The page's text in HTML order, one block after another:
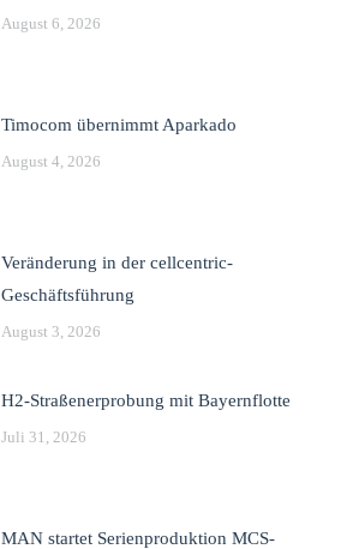
August 6, 2026
Timocom übernimmt Aparkado
August 4, 2026
Veränderung in der cellcentric-
Geschäftsführung
August 3, 2026
H2-Straßenerprobung mit Bayernflotte
Juli 31, 2026
MAN startet Serienproduktion MCS-